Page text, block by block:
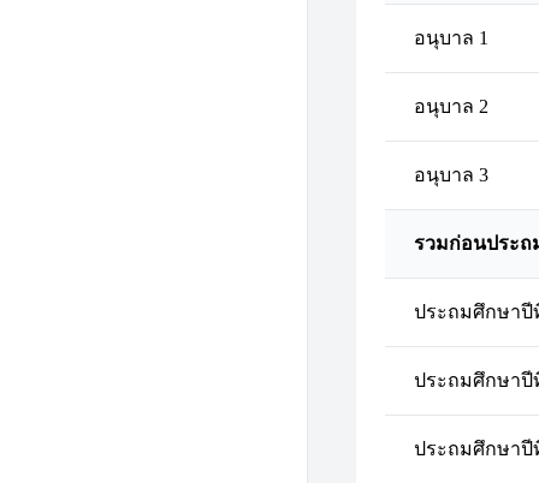
อนุบาล 1
อนุบาล 2
อนุบาล 3
รวมก่อนประถ
ประถมศึกษาปี
ประถมศึกษาปี
ประถมศึกษาปี